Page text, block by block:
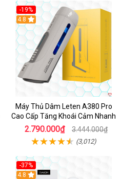
-19%
Hot
4.8
Máy Thủ Dâm Leten A380 Pro
Cao Cấp Tăng Khoái Cảm Nhanh
2.790.000₫ 3.444.000₫
(3,012)
-37%
4.8